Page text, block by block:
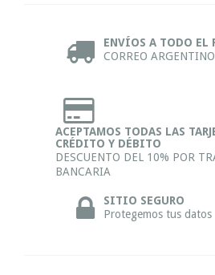
ENVÍOS A TODO EL
CORREO ARGENTINO
ACEPTAMOS TODAS LAS
CRÉDITO Y DÉBITO
DESCUENTO DEL 10% POR
BANCARIA
SITIO SEGURO
Protegemos tus datos